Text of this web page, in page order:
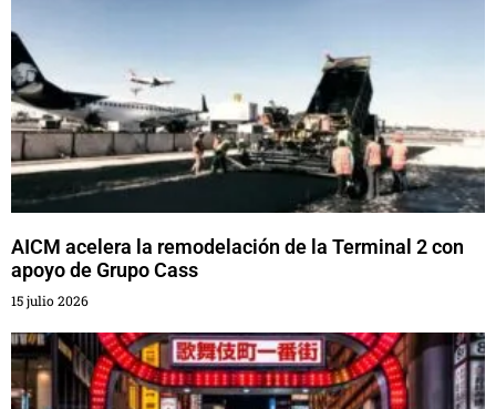
AICM acelera la remodelación de la Terminal 2 con
apoyo de Grupo Cass
15 julio 2026